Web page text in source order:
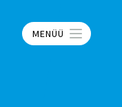
MENÜÜ